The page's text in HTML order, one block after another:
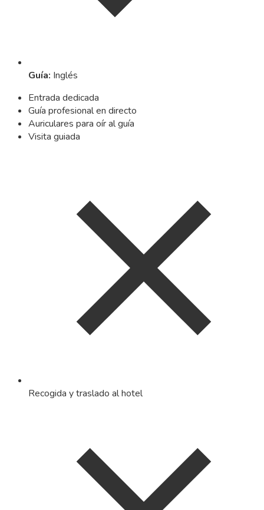
Guía: Inglés
Entrada dedicada
Guía profesional en directo
Auriculares para oír al guía
Visita guiada
Recogida y traslado al hotel